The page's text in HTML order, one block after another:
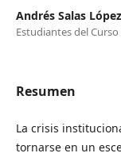
Andrés Salas López
Estudiantes del
Resumen
La crisis
tornarse en un